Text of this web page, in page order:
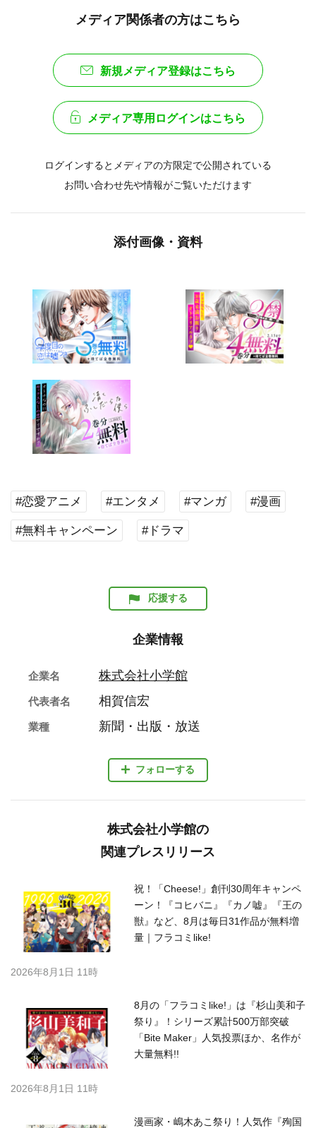
メディア関係者の方はこちら
新規メディア登録はこちら
メディア専用ログインはこちら
ログインするとメディアの方限定で公開されている
お問い合わせ先や情報がご覧いただけます
添付画像・資料
#恋愛アニメ #エンタメ #マンガ #漫画
#無料キャンペーン #ドラマ
応援する
企業情報
フォローする
企業名 株式会社小学館
代表者名 相賀信宏
業種 新聞・出版・放送
株式会社小学館の
関連プレスリリース
祝！「Cheese!」創刊30周年キャンペ
ーン！『コヒバニ』『カノ嘘』『王の
獣』など、8月は毎日31作品が無料増
量｜フラコミlike!
2026年8月1日 11時
8月の「フラコミlike!」は『杉山美和子
祭り』！シリーズ累計500万部突破
「Bite Maker」人気投票ほか、名作が
大量無料!!
2026年8月1日 11時
漫画家・嶋木あこ祭り！人気作『殉国